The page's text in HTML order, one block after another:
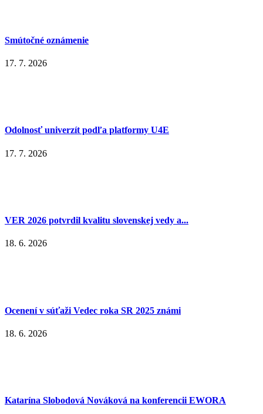
Smútočné oznámenie
17. 7. 2026
Odolnosť univerzít podľa platformy U4E
17. 7. 2026
VER 2026 potvrdil kvalitu slovenskej vedy a...
18. 6. 2026
Ocenení v súťaži Vedec roka SR 2025 známi
18. 6. 2026
Katarína Slobodová Nováková na konferencii EWORA